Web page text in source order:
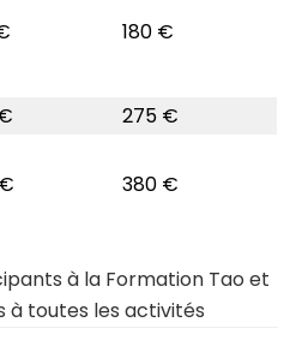
180 €
275 €
380 €
à la Formation Tao et
à toutes les activités